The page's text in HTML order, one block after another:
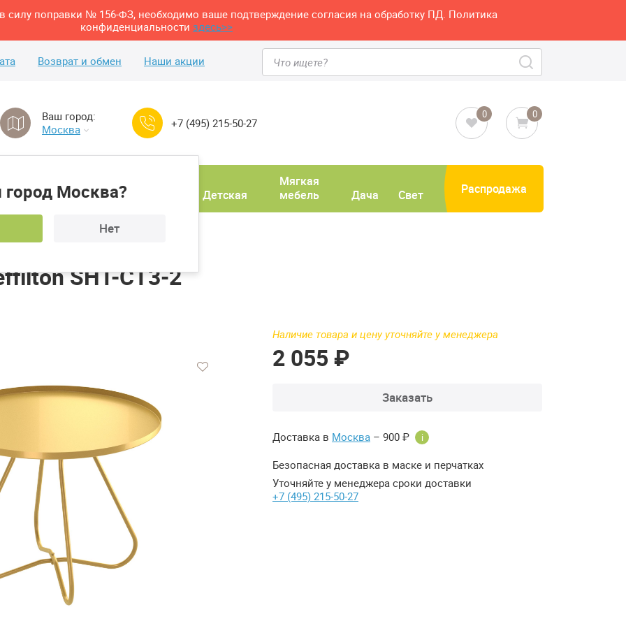
силу поправки № 156-ФЗ, необходимо ваше подтверждение согласия на обработку ПД. Политика
конфиденциальности здесь>>
Возврат и обмен Наши акции
Ваш город:
Москва
Москва?
Нет
+7 (495) 215-50-27
0 0
кабинет
Детская
Мягкая
мебель
Дача Свет Распродажа
кофейный Sheffilton SHT-CT3-2
SHT-CT3-2
Наличие товара и цену уточняйте у менеджера
2 055 ₽
Заказать
Доставка в Москва – 900 ₽ i
Безопасная доставка в маске и перчатках
Уточняйте у менеджера сроки доставки
+7 (495) 215-50-27